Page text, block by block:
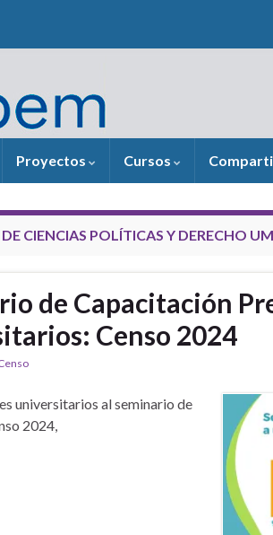
Proyectos Cursos
CIENCIAS POLÍTICAS Y DERECHO
de Capacitación
Censo 2024
universitarios al seminario de
2024,